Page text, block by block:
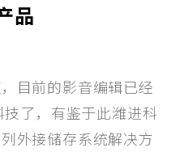
品
目前的影音编辑已经
了，有鉴于此潍进科
外接储存系统解决方